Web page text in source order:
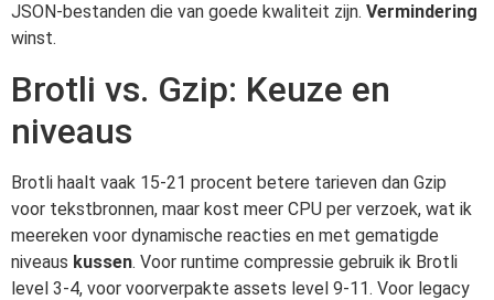
JSON-bestanden die van goede kwaliteit zijn. Vermindering
winst.
Brotli vs. Gzip: Keuze en
niveaus
Brotli haalt vaak 15-21 procent betere tarieven dan Gzip
voor tekstbronnen, maar kost meer CPU per verzoek, wat ik
meereken voor dynamische reacties en met gematigde
niveaus kussen. Voor runtime compressie gebruik ik Brotli
level 3-4, voor voorverpakte assets level 9-11. Voor legacy